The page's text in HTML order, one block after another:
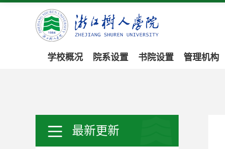
学校概况 院系设置 书院设置 管理机构
最新更新